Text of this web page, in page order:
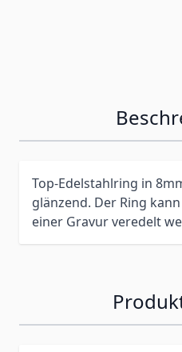
Top-Edelstahlring in
glänzend. Der Ring
einer Gravur veredelt